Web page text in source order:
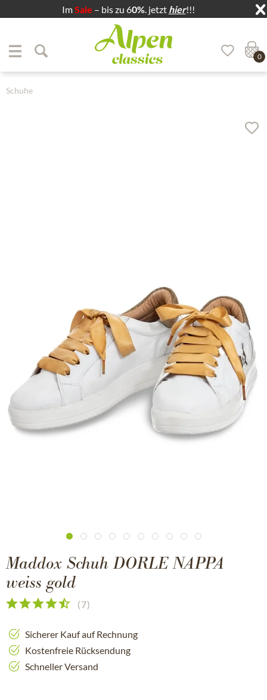
ImSale – bis zu 60%. jetzt hier!!!
Zum Hauptbereich springen
0
Schuhe
Maddox Schuh DORLE NAPPA
weiss gold
(7)
Sicherer Kauf auf Rechnung
Kostenfreie Rücksendung
Schneller Versand